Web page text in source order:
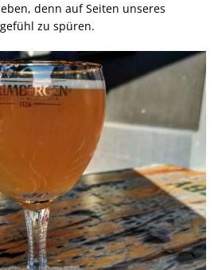
denn auf Seiten unseres
zu spüren.